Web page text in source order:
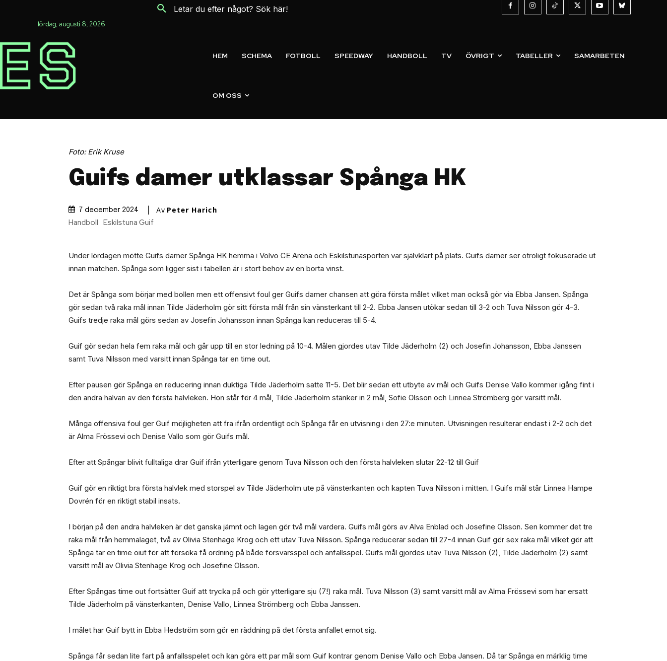
lördag, augusti 8, 2026
Letar du efter något? Sök här!
HEM SCHEMA FOTBOLL SPEEDWAY HANDBOLL TV ÖVRIGT TABELLER SAMARBETEN
OM OSS
Foto: Erik Kruse
Guifs damer utklassar Spånga HK
7 december 2024 Av Peter Harich
Handboll Eskilstuna Guif
Under lördagen mötte Guifs damer Spånga HK hemma i Volvo CE Arena och Eskilstunasporten var självklart på plats. Guifs damer ser otroligt fokuserade ut
innan matchen. Spånga som ligger sist i tabellen är i stort behov av en borta vinst.
Det är Spånga som börjar med bollen men ett offensivt foul ger Guifs damer chansen att göra första målet vilket man också gör via Ebba Jansen. Spånga
gör sedan två raka mål innan Tilde Jäderholm gör sitt första mål från sin vänsterkant till 2-2. Ebba Jansen utökar sedan till 3-2 och Tuva Nilsson gör 4-3.
Guifs tredje raka mål görs sedan av Josefin Johansson innan Spånga kan reduceras till 5-4.
Guif gör sedan hela fem raka mål och går upp till en stor ledning på 10-4. Målen gjordes utav Tilde Jäderholm (2) och Josefin Johansson, Ebba Janssen
samt Tuva Nilsson med varsitt innan Spånga tar en time out.
Efter pausen gör Spånga en reducering innan duktiga Tilde Jäderholm satte 11-5. Det blir sedan ett utbyte av mål och Guifs Denise Vallo kommer igång fint i
den andra halvan av den första halvleken. Hon står för 4 mål, Tilde Jäderholm stänker in 2 mål, Sofie Olsson och Linnea Strömberg gör varsitt mål.
Många offensiva foul ger Guif möjligheten att fra ifrån ordentligt och Spånga får en utvisning i den 27:e minuten. Utvisningen resulterar endast i 2-2 och det
är Alma Frössevi och Denise Vallo som gör Guifs mål.
Efter att Spångar blivit fulltaliga drar Guif ifrån ytterligare genom Tuva Nilsson och den första halvleken slutar 22-12 till Guif
Guif gör en riktigt bra första halvlek med storspel av Tilde Jäderholm ute på vänsterkanten och kapten Tuva Nilsson i mitten. I Guifs mål står Linnea Hampe
Dovrén för en riktigt stabil insats.
I början på den andra halvleken är det ganska jämnt och lagen gör två mål vardera. Guifs mål görs av Alva Enblad och Josefine Olsson. Sen kommer det tre
raka mål från hemmalaget, två av Olivia Stenhage Krog och ett utav Tuva Nilsson. Spånga reducerar sedan till 27-4 innan Guif gör sex raka mål vilket gör att
Spånga tar en time oiut för att försöka få ordning på både försvarsspel och anfallsspel. Guifs mål gjordes utav Tuva Nilsson (2), Tilde Jäderholm (2) samt
varsitt mål av Olivia Stenhage Krog och Josefine Olsson.
Efter Spångas time out fortsätter Guif att trycka på och gör ytterligare sju (7!) raka mål. Tuva Nilsson (3) samt varsitt mål av Alma Frössevi som har ersatt
Tilde Jäderholm på vänsterkanten, Denise Vallo, Linnea Strömberg och Ebba Janssen.
I målet har Guif bytt in Ebba Hedström som gör en räddning på det första anfallet emot sig.
Spånga får sedan lite fart på anfallsspelet och kan göra ett par mål som Guif kontrar genom Denise Vallo och Ebba Jansen. Då tar Spånga en märklig time